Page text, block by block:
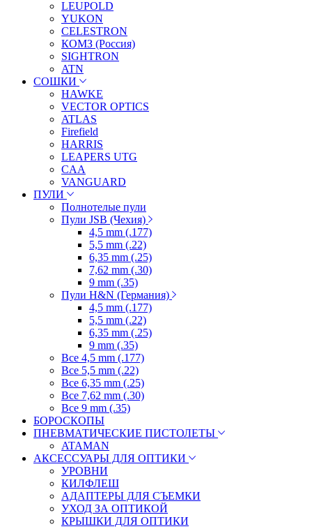
LEUPOLD
YUKON
CELESTRON
КОМЗ (Россия)
SIGHTRON
ATN
СОШКИ
HAWKE
VECTOR OPTICS
ATLAS
Firefield
HARRIS
LEAPERS UTG
CAA
VANGUARD
ПУЛИ
Полнотелые пули
Пули JSB (Чехия)
4,5 mm (.177)
5,5 mm (.22)
6,35 mm (.25)
7,62 mm (.30)
9 mm (.35)
Пули H&N (Германия)
4,5 mm (.177)
5,5 mm (.22)
6,35 mm (.25)
9 mm (.35)
Все 4,5 mm (.177)
Все 5,5 mm (.22)
Все 6,35 mm (.25)
Все 7,62 mm (.30)
Все 9 mm (.35)
БОРОСКОПЫ
ПНЕВМАТИЧЕСКИЕ ПИСТОЛЕТЫ
ATAMAN
АКСЕССУАРЫ ДЛЯ ОПТИКИ
УРОВНИ
КИЛФЛЕШ
АДАПТЕРЫ ДЛЯ СЪЕМКИ
УХОД ЗА ОПТИКОЙ
КРЫШКИ ДЛЯ ОПТИКИ